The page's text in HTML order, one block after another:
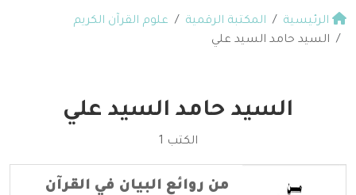
الرئيسية المكتبة الرقمية
علوم القرآن الكريم
السيد حامد السيد علي
السيد حامد السيد علي
الكتب 1
من روائع البيان في القرآن